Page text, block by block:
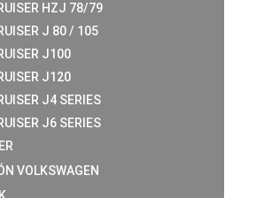
HZJ 78/79
J 80 / 105
J100
J120
J4 SERIES
J6 SERIES
VOLKSWAGEN